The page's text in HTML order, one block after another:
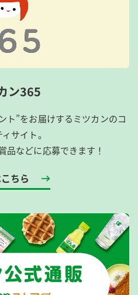
ン365
ト”をお届けするミツカンのコ
サイト。
品などに応募できます！
ちら